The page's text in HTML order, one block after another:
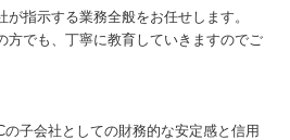
指示する業務全般をお任せします。
方でも、丁寧に教育していきますのでご
子会社としての財務的な安定感と信用